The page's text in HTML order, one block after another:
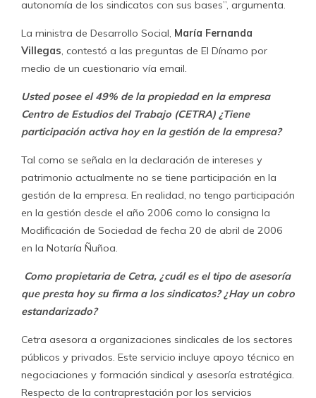
Respecto de la contraprestación por los servicios
¿Se ha inhabilitado en decisiones que dicen relación
empresa?
Durante el desempeño del cargo no se ha configurado
participación en la propiedad de la empresa referida.
¿No cree incompatible su situación como dueña de
dicha empresa en condiciones en que CETRA asesora a
sindicatos que a su vez negocian con el Estado, como
Aneiich y Fenpruss?
Considerando las facultades del Ministerio y obligaciones
del cargo no se considera incompatible su ejercicio con la
propiedad en la empresa referida.
¿Cuáles son las utilidades de la empresa en el último
año?
Entiendo que Cetra Ltda. no tuvo utilidades operacionales